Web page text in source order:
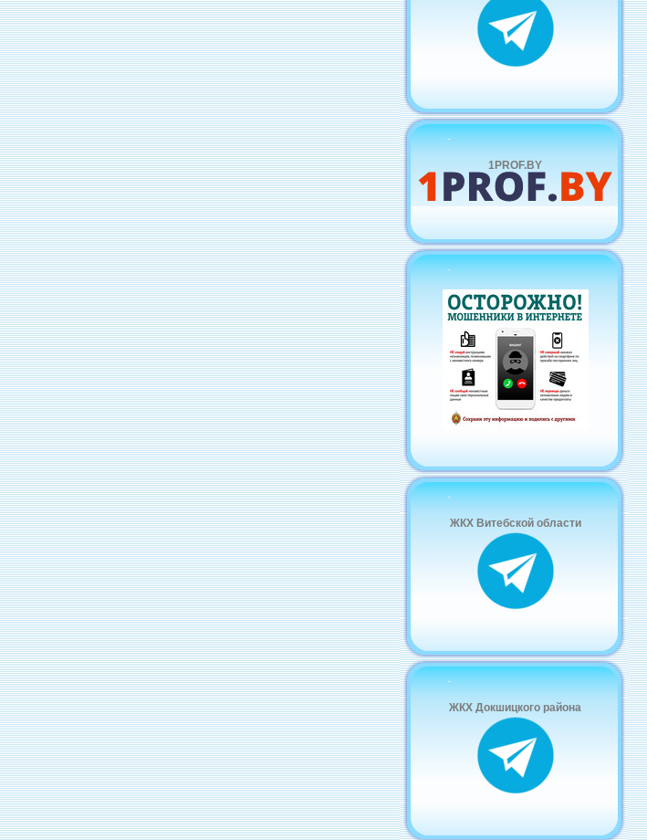
-
1PROF.BY
-
-
ЖКХ Витебской области
-
ЖКХ Докшицкого района